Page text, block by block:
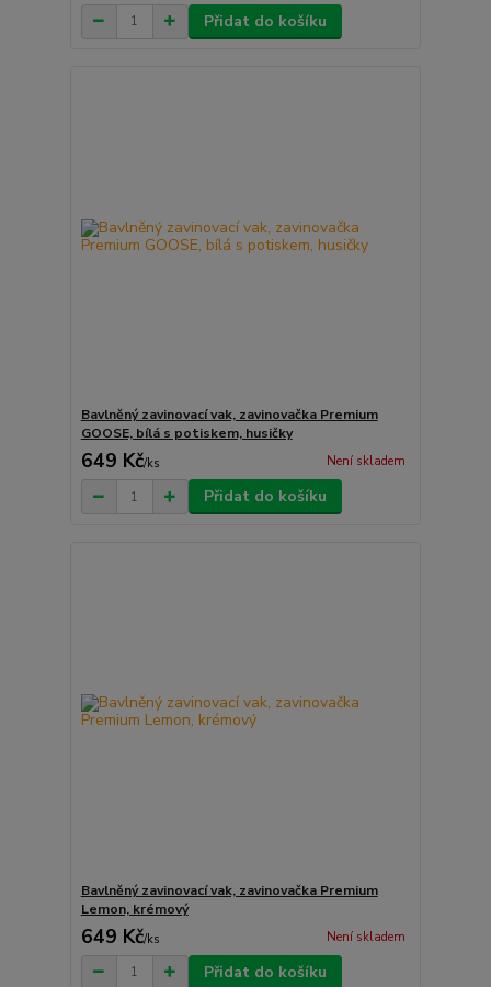
Přidat do košíku
Bavlněný zavinovací vak, zavinovačka Premium
GOOSE, bílá s potiskem, husičky
649 Kč/ks Není skladem
Přidat do košíku
Bavlněný zavinovací vak, zavinovačka Premium
Lemon, krémový
649 Kč/ks Není skladem
Přidat do košíku